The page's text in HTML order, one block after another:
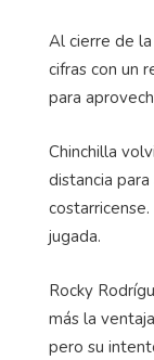
Al cierre de
cifras con un
para
Chinchilla
distancia
jugada.
Rocky
más la
pero su